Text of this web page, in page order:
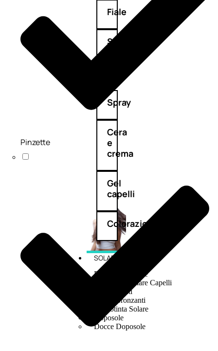
Fiale
Sieri
Spray
Cera
e
crema
Gel
capelli
Colorazione
SOLARI
Protezione Solare
Protezione Solare Capelli
Abbronzanti
Autoabbronzanti
Fondotinta Solare
Doposole
Docce Doposole
Pinzette